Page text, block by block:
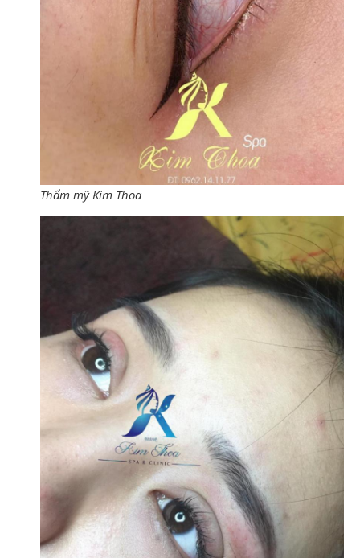
Thẩm mỹ Kim Thoa